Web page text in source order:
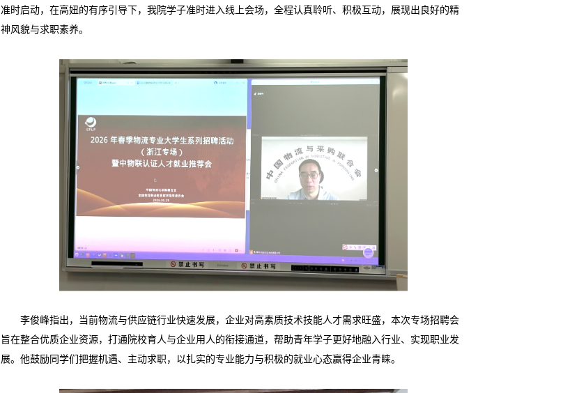
准时启动，在高妞的有序引导下，我院学子准时进入线上会场，全程认真聆听、积极互动，展现出良好的精
神风貌与求职素养。
李俊峰指出，当前物流与供应链行业快速发展，企业对高素质技术技能人才需求旺盛，本次专场招聘会
旨在整合优质企业资源，打通院校育人与企业用人的衔接通道，帮助青年学子更好地融入行业、实现职业发
展。他鼓励同学们把握机遇、主动求职，以扎实的专业能力与积极的就业心态赢得企业青睐。